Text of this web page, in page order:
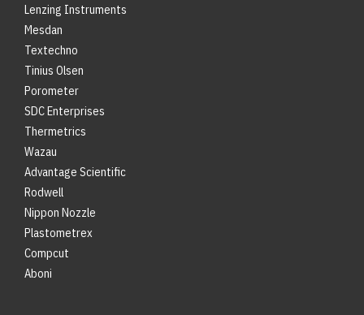
Lenzing Instruments
Mesdan
Textechno
Tinius Olsen
Porometer
SDC Enterprises
Thermetrics
Wazau
Advantage Scientific
Rodwell
Nippon Nozzle
Plastometrex
Compcut
Aboni